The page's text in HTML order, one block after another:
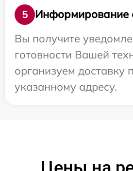
5
Информирование
Вы получите
готовности Вашей
организуем доставку
указанному адресу.